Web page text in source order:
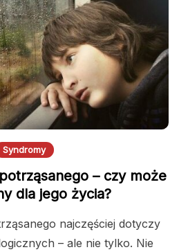
Syndromy
– czy może
dla jego życia?
najczęściej dotyczy
– ale nie tylko. Nie